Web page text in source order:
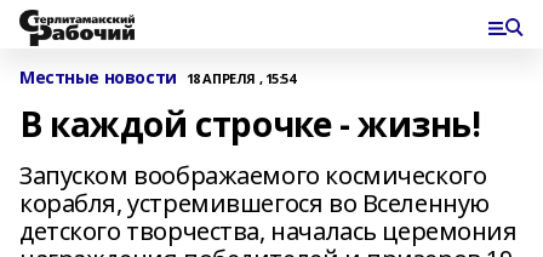
Местные новости 18 АПРЕЛЯ , 15:54
В каждой строчке - жизнь!
Запуском воображаемого космического
корабля, устремившегося во Вселенную
детского творчества, началась церемония